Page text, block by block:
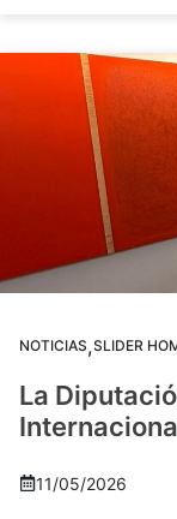
NOTICIAS,SLIDER
La
11/05/2026